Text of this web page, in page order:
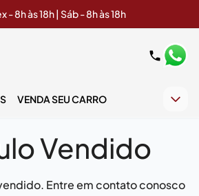
- 8h às 18h | Sáb - 8h às 18h
VENDA SEU CARRO
Vendido
Entre em contato conosco